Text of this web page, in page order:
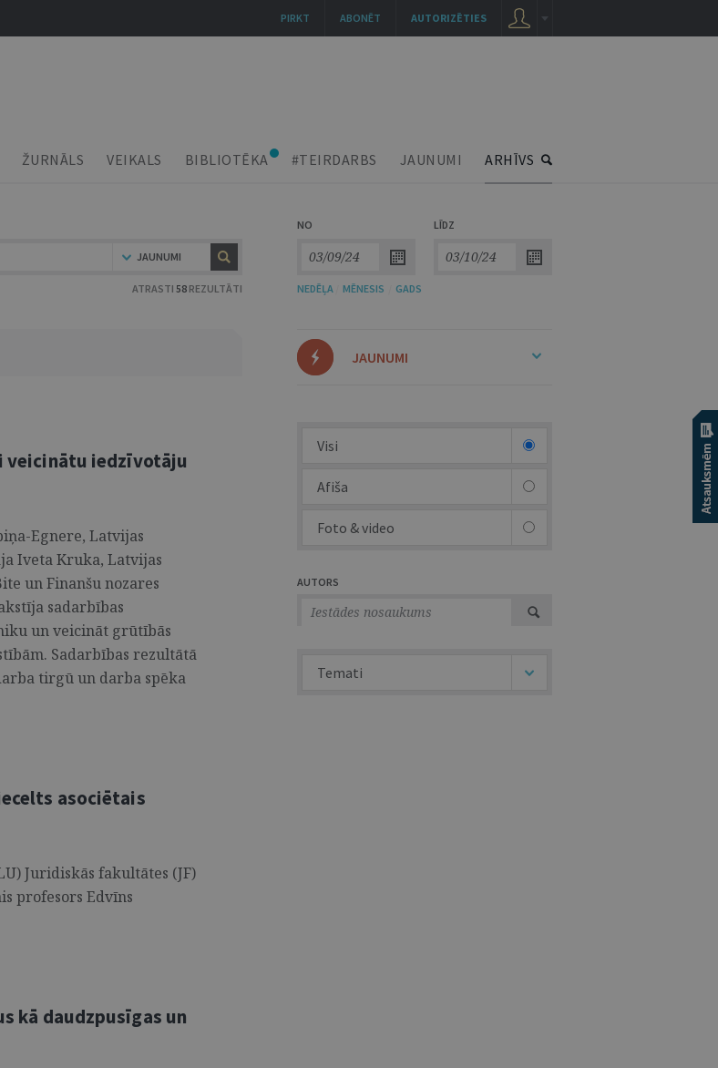
ŽURNĀLS VEIKALS BIBLIOTĒKA #TEIRDARBS JAUNUMI ARHĪVS
JAUNUMI
ATRASTI 58 REZULTĀTI
NO LĪDZ
NEDĒĻA MĒNESIS GADS
veicinātu iedzīvotāju
Egnere, Latvijas
Iveta Kruka, Latvijas
un Finanšu nozares
sadarbības
un veicināt grūtībās
Sadarbības rezultātā
tirgū un darba spēka
asociētais
Juridiskās fakultātes (JF)
profesors Edvīns
kā daudzpusīgas un
JAUNUMI
Visi
Afiša
Foto & video
AUTORS
Temati
AUTORIZĒTIES
ABONĒT
PIRKT